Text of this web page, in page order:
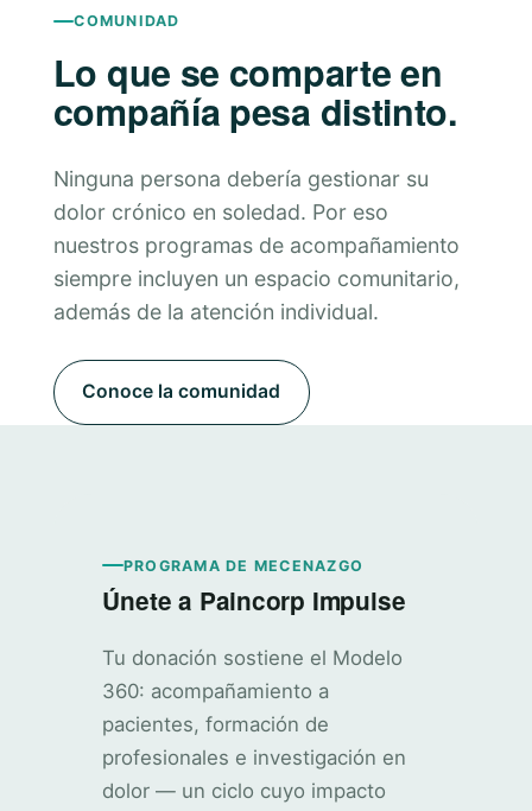
COMUNIDAD
Lo que se comparte en
compañía pesa distinto.
Ninguna persona debería gestionar su
dolor crónico en soledad. Por eso
nuestros programas de acompañamiento
siempre incluyen un espacio comunitario,
además de la atención individual.
Conoce la comunidad
PROGRAMA DE MECENAZGO
Únete a Paincorp Impulse
Tu donación sostiene el Modelo
360: acompañamiento a
pacientes, formación de
profesionales e investigación en
dolor — un ciclo cuyo impacto